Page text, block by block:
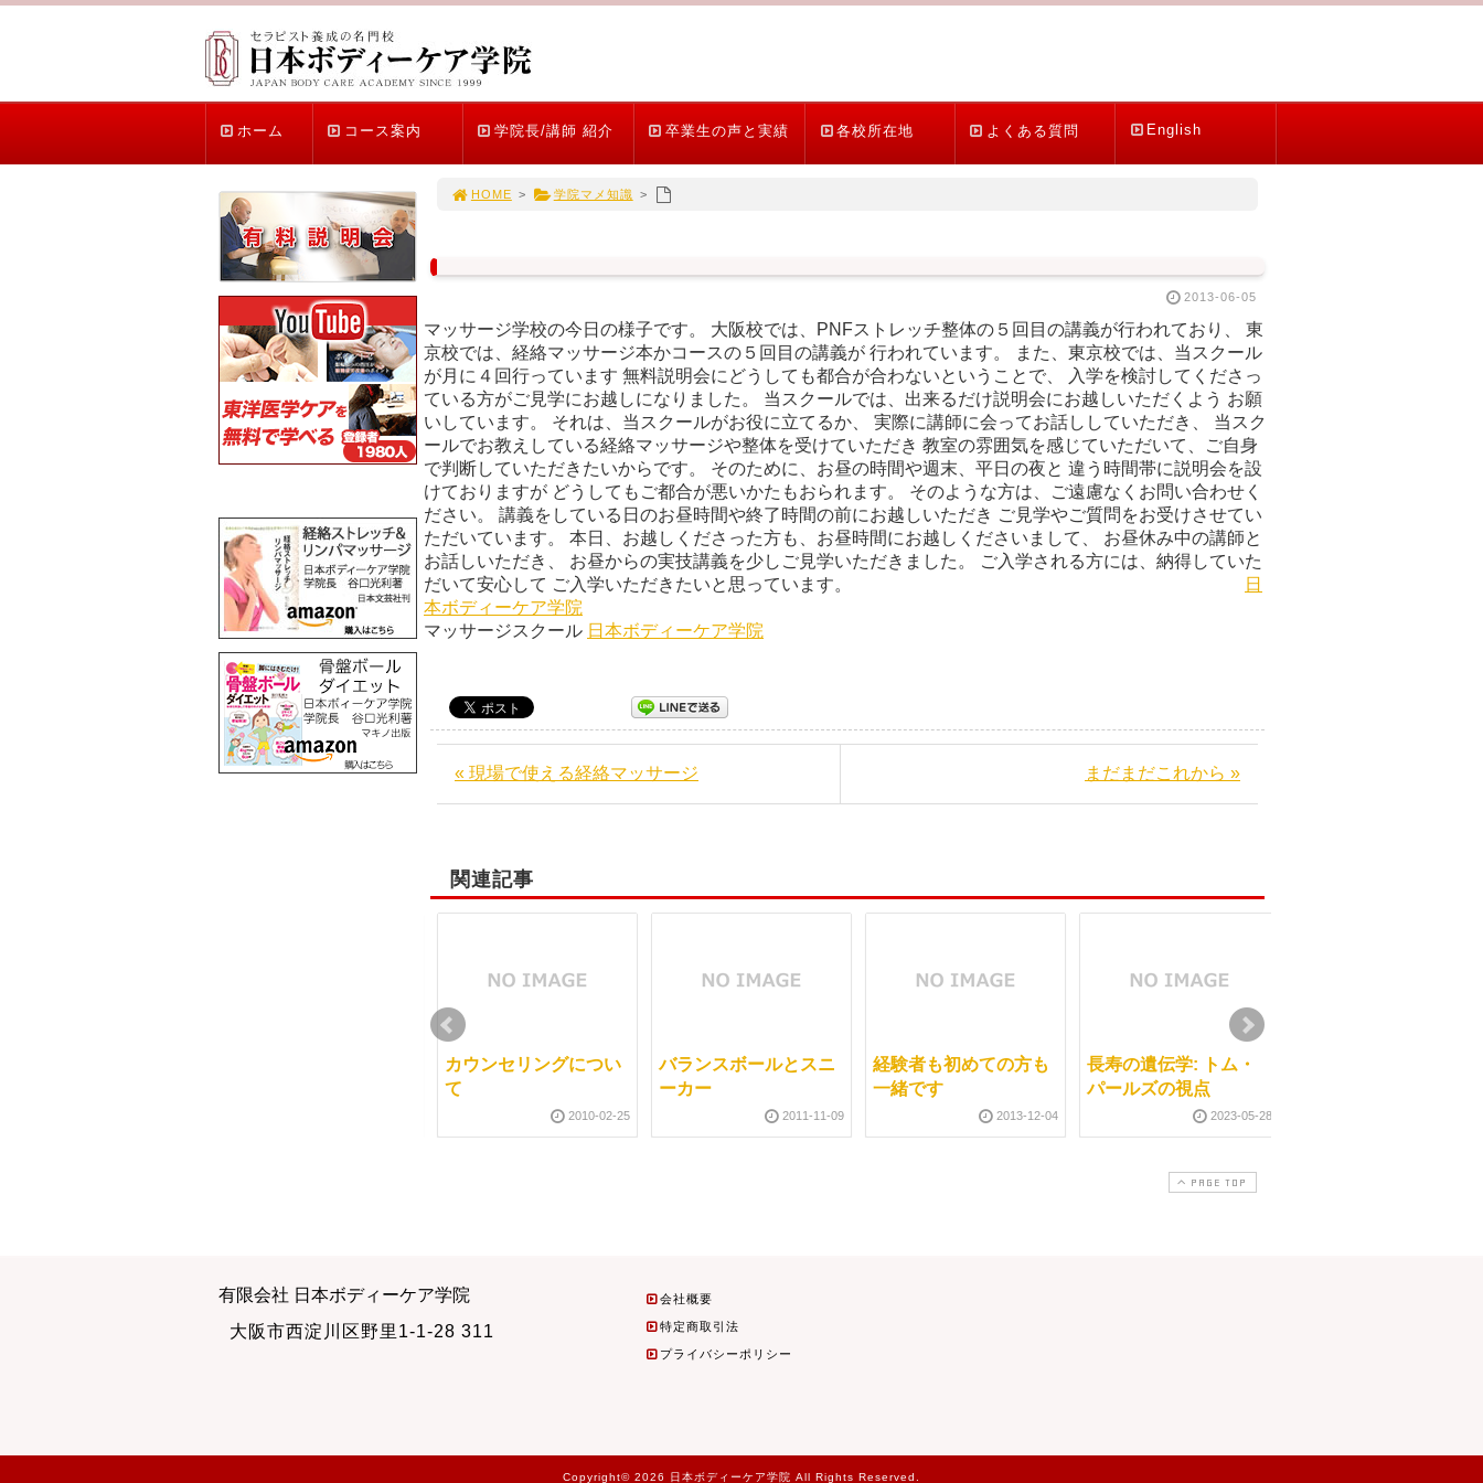
ホーム コース案内 学院長/講師 紹介 卒業生の声と実績 各校所在地 よくある質問 English
HOME > 学院マメ知識 >
2013-06-05
マッサージ学校の今日の様子です。 大阪校では、PNFストレッチ整体の５回目の講義が行われており、 東
京校では、経絡マッサージ本かコースの５回目の講義が 行われています。 また、東京校では、当スクール
が月に４回行っています 無料説明会にどうしても都合が合わないということで、 入学を検討してくださっ
ている方がご見学にお越しになりました。 当スクールでは、出来るだけ説明会にお越しいただくよう お願
いしています。 それは、当スクールがお役に立てるか、 実際に講師に会ってお話ししていただき、 当スク
ールでお教えしている経絡マッサージや整体を受けていただき 教室の雰囲気を感じていただいて、ご自身
で判断していただきたいからです。 そのために、お昼の時間や週末、平日の夜と 違う時間帯に説明会を設
けておりますが どうしてもご都合が悪いかたもおられます。 そのような方は、ご遠慮なくお問い合わせく
ださい。 講義をしている日のお昼時間や終了時間の前にお越しいただき ご見学やご質問をお受けさせてい
ただいています。 本日、お越しくださった方も、お昼時間にお越しくださいまして、 お昼休み中の講師と
お話しいただき、 お昼からの実技講義を少しご見学いただきました。 ご入学される方には、納得していた
だいて安心して ご入学いただきたいと思っています。
日
本ボディーケア学院
マッサージスクール 日本ボディーケア学院
« 現場で使える経絡マッサージ まだまだこれから »
関連記事
カウンセリングについ
て
2010-02-25
バランスボールとスニ
ーカー
2011-11-09
経験者も初めての方も
一緒です
2013-12-04
長寿の遺伝学: トム・
パールズの視点
2023-05-28
当スクールのインスト
2011-07-03
PAGE TOP
有限会社 日本ボディーケア学院
大阪市西淀川区野里1-1-28 311
会社概要
特定商取引法
プライバシーポリシー
Copyright© 2026 日本ボディーケア学院 All Rights Reserved.